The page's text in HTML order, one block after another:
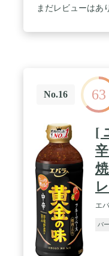
まだレビューはあ
No.16 63
[
レ
エ
バ